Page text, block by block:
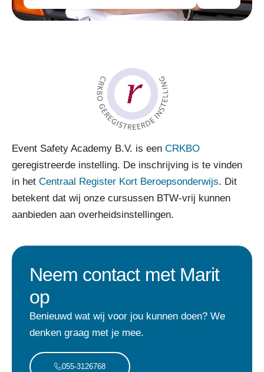
Event Safety Academy B.V. is een CRKBO
geregistreerde instelling. De inschrijving is te vinden
in het Centraal Register Kort Beroepsonderwijs. Dit
betekent dat wij onze cursussen BTW-vrij kunnen
aanbieden aan overheidsinstellingen.
Neem contact met Marit
op
Benieuwd wat wij voor jou kunnen doen? We
denken graag met je mee.
055-3126768